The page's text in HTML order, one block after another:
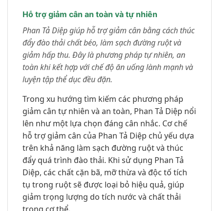
Hỗ trợ giảm cân an toàn và tự nhiên
Phan Tả Diệp giúp hỗ trợ giảm cân bằng cách thúc
đẩy đào thải chất béo, làm sạch đường ruột và
giảm hấp thu. Đây là phương pháp tự nhiên, an
toàn khi kết hợp với chế độ ăn uống lành mạnh và
luyện tập thể dục đều đặn.
Trong xu hướng tìm kiếm các phương pháp
giảm cân tự nhiên và an toàn, Phan Tả Diệp nổi
lên như một lựa chọn đáng cân nhắc. Cơ chế
hỗ trợ giảm cân của Phan Tả Diệp chủ yếu dựa
trên khả năng làm sạch đường ruột và thúc
đẩy quá trình đào thải. Khi sử dụng Phan Tả
Diệp, các chất cặn bã, mỡ thừa và độc tố tích
tụ trong ruột sẽ được loại bỏ hiệu quả, giúp
giảm trọng lượng do tích nước và chất thải